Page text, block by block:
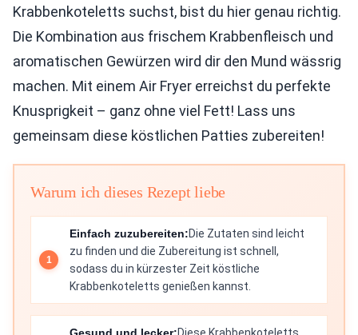
Krabbenkoteletts suchst, bist du hier genau richtig.
Die Kombination aus frischem Krabbenfleisch und
aromatischen Gewürzen wird dir den Mund wässrig
machen. Mit einem Air Fryer erreichst du perfekte
Knusprigkeit – ganz ohne viel Fett! Lass uns
gemeinsam diese köstlichen Patties zubereiten!
Warum ich dieses Rezept liebe
Einfach zuzubereiten:Die Zutaten sind leicht
zu finden und die Zubereitung ist schnell,
sodass du in kürzester Zeit köstliche
Krabbenkoteletts genießen kannst.